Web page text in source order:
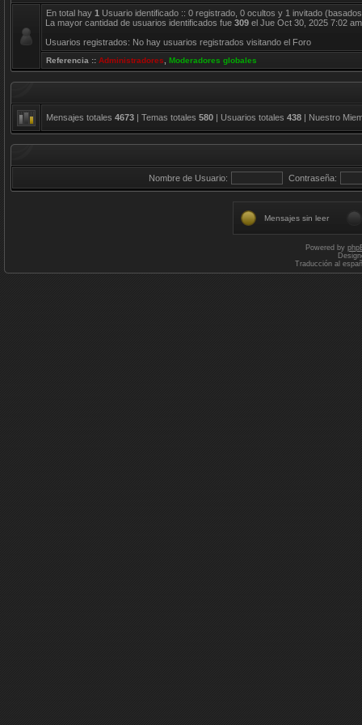
En total hay 1 Usuario identificado :: 0 registrado, 0 ocultos y 1 invitado
La mayor cantidad de usuarios identificados fue 309 el Jue Oct 30, 2025 7:02 am
Usuarios registrados: No hay usuarios registrados visitando el Foro
Referencia :: Administradores Moderadores globales
Mensajes totales 4673 | Temas totales 580 | Usuarios totales 438 | Nuestro
Nombre de Usuario: Contraseña:
Mensajes sin leer
Powered by
Traducción al